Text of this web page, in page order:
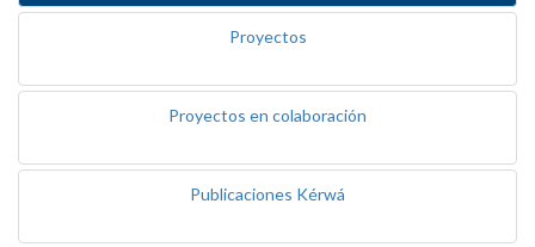
Proyectos
Proyectos en colaboración
Publicaciones Kérwá